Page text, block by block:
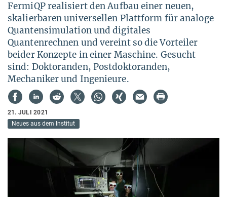
FermiQP realisiert den Aufbau einer neuen,
skalierbaren universellen Plattform für analoge
Quantensimulation und digitales
Quantenrechnen und vereint so die Vorteiler
beider Konzepte in einer Maschine. Gesucht
sind: Doktoranden, Postdoktoranden,
Mechaniker und Ingenieure.
21. JULI 2021
Neues aus dem Institut